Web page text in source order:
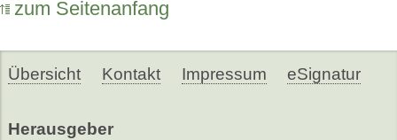
zum Seitenanfang
Übersicht Kontakt Impressum eSignatur
Herausgeber